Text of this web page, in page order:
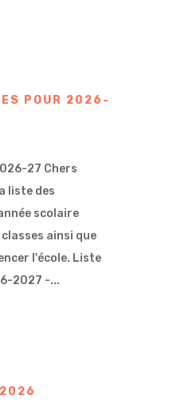
POUR 2026-
27 Chers
liste des
scolaire
ainsi que
l'école. Liste
2027 -...
2026